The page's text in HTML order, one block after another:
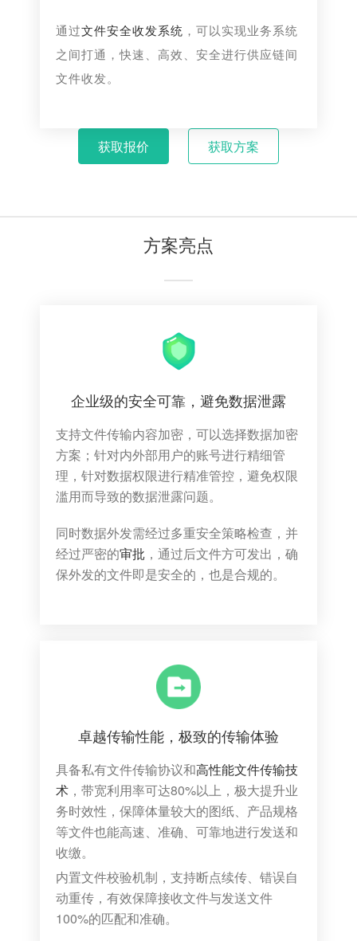
通过文件安全收发系统 ，可以实现业务系统
之间打通，快速、高效、安全进行供应链间
文件收发。
获取报价 获取方案
方案亮点
企业级的安全可靠，避免数据泄露
支持文件传输内容加密，可以选择数据加密
方案；针对内外部用户的账号进行精细管
理，针对数据权限进行精准管控，避免权限
滥用而导致的数据泄露问题。
同时数据外发需经过多重安全策略检查，并
经过严密的审批 ，通过后文件方可发出，确
保外发的文件即是安全的，也是合规的。
卓越传输性能，极致的传输体验
具备私有文件传输协议和高性能文件传输技
术 ，带宽利用率可达80%以上，极大提升业
务时效性，保障体量较大的图纸、产品规格
等文件也能高速、准确、可靠地进行发送和
收缴。
内置文件校验机制，支持断点续传、错误自
动重传，有效保障接收文件与发送文件
100%的匹配和准确。